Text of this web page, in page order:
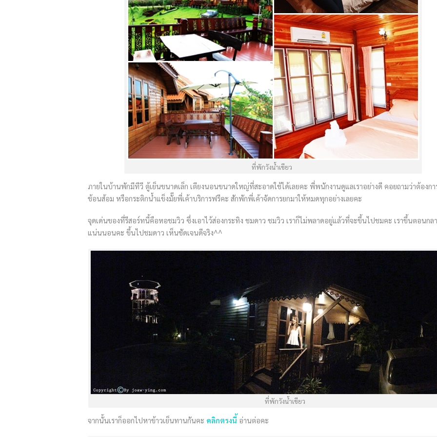
ที่พักวังน้ำเขียว
ภายในบ้านพักมีทีวี ตู้เย็นขนาดเล็ก เตียงนอนขนาดใหญ่ที่สะอาดใช้ได้เลยคะ พี่พนักงานดูแลเราอย่างดี คอยถามว่าต้องกา
ช้อนส้อม หรือกระติกน้ำแข็งมั๊ยพี่เค้าบริการฟรีคะ สักพักพี่เค้าจัดการยกมาให้หมดทุกอย่างเลยคะ
จุดเด่นของที่รีสอร์ทนี้คือหอชมวิว ซึ่งเอาไว้ส่องกระทิง ชมดาว ชมวิว เราก็ไม่พลาดอยู่แล้วที่จะขึ้นไปชมคะ เราขึ้นตอนกล
แน่นนอนคะ ขึ้นไปชมดาว เห็นชัดเจนดีจริง^^
ที่พักวังน้ำเขียว
จากนั้นเราก็ออกไปหาข้าวเย็นทานกันคะ คลิกตรงนี้ อ่านต่อคะ